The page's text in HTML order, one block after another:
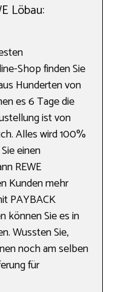
Löbau:
Shop finden Sie
Hunderten von
es 6 Tage die
ist von
Alles wird 100%
einen
REWE
Kunden mehr
PAYBACK
können Sie es in
Wussten Sie,
noch am selben
für